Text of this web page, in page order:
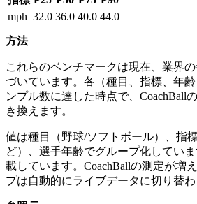
mph 32.0 36.0 40.0 44.0
方法
これらのベンチマークは現在、業界
づいています。各（種目、指標、年
ンプル数に達した時点で、CoachBall
き換えます。
値は種目（野球/ソフトボール）、指
ど）、選手年齢でグループ化してい
載しています。CoachBallの測定が増
プは自動的にライブデータに切り替わ